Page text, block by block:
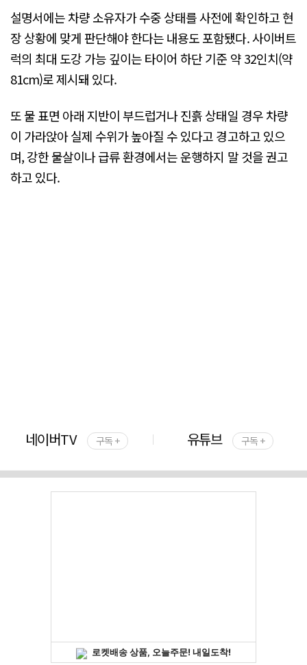
설명서에는 차량 소유자가 수중 상태를 사전에 확인하고 현
장 상황에 맞게 판단해야 한다는 내용도 포함됐다. 사이버트
럭의 최대 도강 가능 깊이는 타이어 하단 기준 약 32인치(약
81cm)로 제시돼 있다.
또 물 표면 아래 지반이 부드럽거나 진흙 상태일 경우 차량
이 가라앉아 실제 수위가 높아질 수 있다고 경고하고 있으
며, 강한 물살이나 급류 환경에서는 운행하지 말 것을 권고
하고 있다.
네이버TV 구독 + 유튜브 구독 +